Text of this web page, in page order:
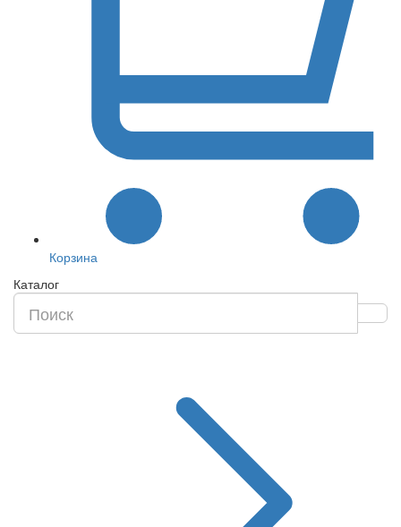
Корзина
Каталог